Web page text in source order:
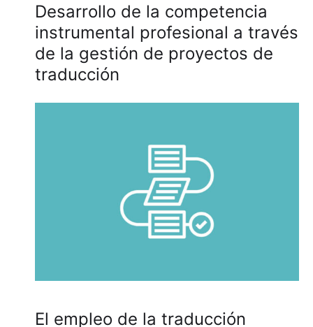
Desarrollo de la competencia
instrumental profesional a través
de la gestión de proyectos de
traducción
El empleo de la traducción